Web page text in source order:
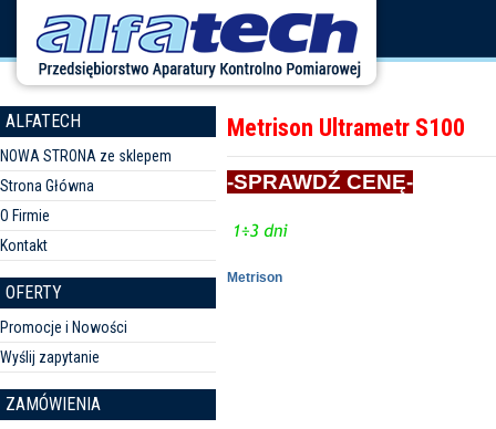
ALFATECH
NOWA STRONA ze sklepem
Strona Główna
O Firmie
Kontakt
OFERTY
Promocje i Nowości
Wyślij zapytanie
ZAMÓWIENIA
Metrison Ultrametr S100
-SPRAWDŹ CENĘ-
Metrison